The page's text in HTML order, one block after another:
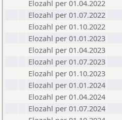
Elozahl per 01.04.2022
Elozahl per 01.07.2022
Elozahl per 01.10.2022
Elozahl per 01.01.2023
Elozahl per 01.04.2023
Elozahl per 01.07.2023
Elozahl per 01.10.2023
Elozahl per 01.01.2024
Elozahl per 01.04.2024
Elozahl per 01.07.2024